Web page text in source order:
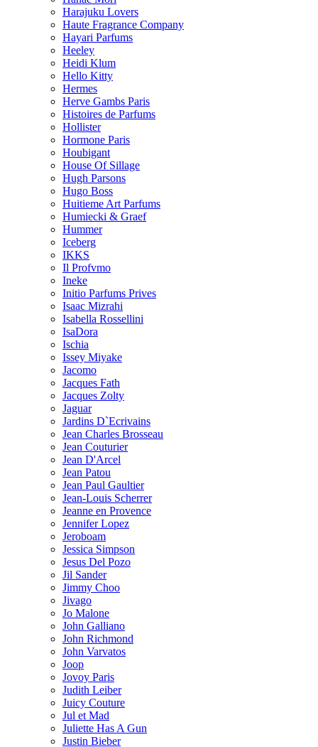
Harajuku Lovers
Haute Fragrance Company
Hayari Parfums
Heeley
Heidi Klum
Hello Kitty
Hermes
Herve Gambs Paris
Histoires de Parfums
Hollister
Hormone Paris
Houbigant
House Of Sillage
Hugh Parsons
Hugo Boss
Huitieme Art Parfums
Humiecki & Graef
Hummer
Iceberg
IKKS
Il Profvmo
Ineke
Initio Parfums Prives
Isaac Mizrahi
Isabella Rossellini
IsaDora
Ischia
Issey Miyake
Jacomo
Jacques Fath
Jacques Zolty
Jaguar
Jardins D`Ecrivains
Jean Charles Brosseau
Jean Couturier
Jean D'Arcel
Jean Patou
Jean Paul Gaultier
Jean-Louis Scherrer
Jeanne en Provence
Jennifer Lopez
Jeroboam
Jessica Simpson
Jesus Del Pozo
Jil Sander
Jimmy Choo
Jivago
Jo Malone
John Galliano
John Richmond
John Varvatos
Joop
Jovoy Paris
Judith Leiber
Juicy Couture
Jul et Mad
Juliette Has A Gun
Justin Bieber